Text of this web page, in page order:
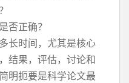
否正确？
长时间，尤其是核心
结果，评估，讨论和
明扼要是科学论文最